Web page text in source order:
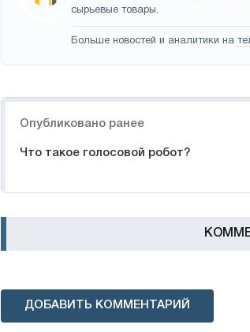
сырьевые товары.
Больше новостей и аналитики на
Опубликовано ранее
Что такое голосовой робот?
ДОБАВИТЬ КОММЕНТАРИЙ